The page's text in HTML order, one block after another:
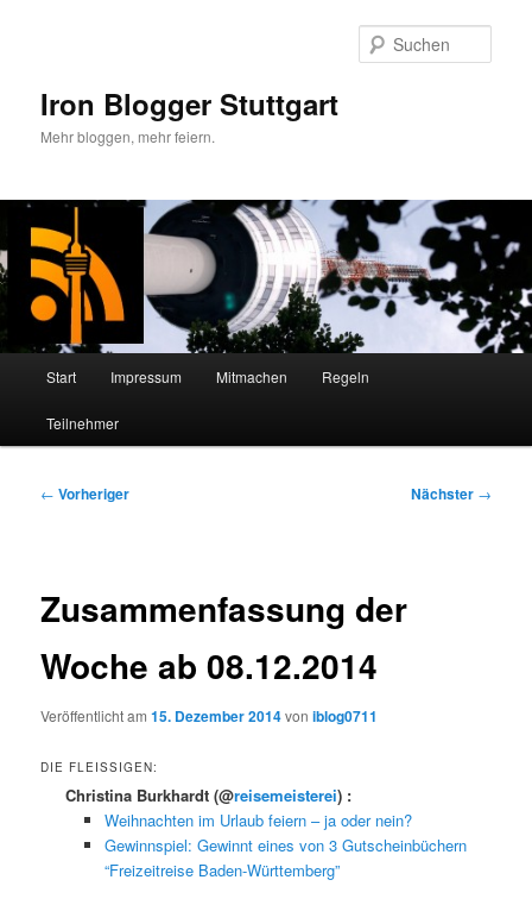
Iron Blogger Stuttgart
Mehr bloggen, mehr feiern.
Start Impressum Mitmachen Regeln
Teilnehmer
Beitragsnavigation
← Vorheriger Nächster →
Zusammenfassung der
Woche ab 08.12.2014
Veröffentlicht am15. Dezember 2014voniblog0711
DIE FLEISSIGEN:
Christina Burkhardt(@reisemeisterei) :
Weihnachten im Urlaub feiern – ja oder nein?
Gewinnspiel: Gewinnt eines von 3 Gutscheinbüchern
“Freizeitreise Baden-Württemberg”